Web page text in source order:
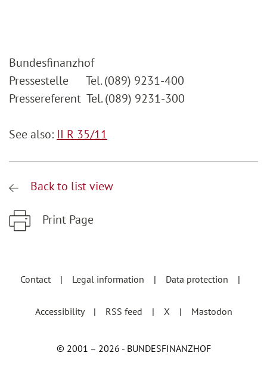
Bundesfinanzhof
Pressestelle Tel. (089) 9231-400
Pressereferent Tel. (089) 9231-300
See also: II R 35/11
Back to list view
Print Page
Contact
Legal information Data protection
Accessibility RSS feed X Mastodon
© 2001 – 2026 - BUNDESFINANZHOF